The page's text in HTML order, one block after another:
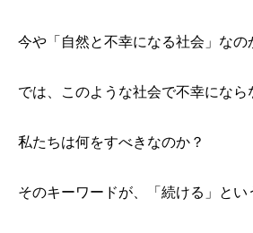
今や「自然と不幸になる社会」なの
では、このような社会で不幸になら
私たちは何をすべきなのか？
そのキーワードが、「続ける」とい